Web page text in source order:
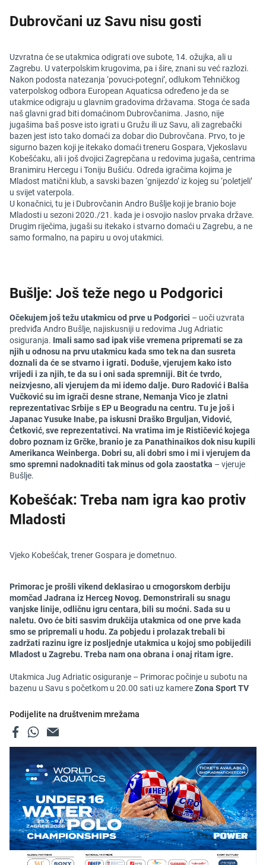
Dubrovčani uz Savu nisu gosti
Uzvratna će se utakmica odigrati ove subote, 14. ožujka, ali u
Zagrebu. U vaterpolskim krugovima, pa i šire, znani su već razlozi.
Nakon podosta natezanja ‘povuci-potegni’, odlukom Tehničkog
vaterpolskog odbora European Aquaticsa određeno je da se
utakmice odigraju u glavnim gradovima državama. Stoga će sada
naš glavni grad biti domaćinom Dubrovčanima. Jasno, nije
jugašima baš posve isto igrati u Gružu ili uz Savu, ali zagrebački
bazen jest isto tako domaći za dobar dio Dubrovčana. Prvo, to je
sigurno bazen koji je itekako domaći treneru Gospara, Vjekoslavu
Kobešćaku, ali i još dvojici Zagrepčana u redovima jugaša, centrima
Branimiru Hercegu i Toniju Bušiću. Odreda igračima kojima je
Mladost matični klub, a savski bazen ‘gnijezdo’ iz kojeg su ‘poletjeli’
u svijet vaterpola.
U konačnici, tu je i Dubrovčanin Andro Bušlje koji je branio boje
Mladosti u sezoni 2020./21. kada je i osvojio naslov prvaka države.
Drugim riječima, jugaši su itekako i stvarno domaći u Zagrebu, a ne
samo formalno, na papiru u ovoj utakmici.
Bušlje: Još teže nego u Podgorici
Očekujem još težu utakmicu od prve u Podgorici – uoči uzvrata
predviđa Andro Bušlje, najiskusniji u redovima Jug Adriatic
osiguranja. Imali samo sad ipak više vremena pripremati se za
njih u odnosu na prvu utakmicu kada smo tek na dan susreta
doznali da će se stvarno i igrati. Doduše, vjerujem kako isto
vrijedi i za njih, te da su i oni sada spremniji. Bit će tvrdo,
neizvjesno, ali vjerujem da mi idemo dalje. Đuro Radović i Balša
Vučković su im igrači desne strane, Nemanja Vico je zlatni
reprezentativac Srbije s EP u Beogradu na centru. Tu je još i
Japanac Yusuke Inabe, pa iskusni Draško Brguljan, Vidović,
Ćetković, sve reprezentativci. Na vratima im je Rističević kojega
dobro poznam iz Grčke, branio je za Panathinaikos dok nisu kupili
Amerikanca Weinberga. Dobri su, ali dobri smo i mi i vjerujem da
smo spremni nadoknaditi tak minus od gola zaostatka – vjeruje
Bušlje.
Kobešćak: Treba nam igra kao protiv
Mladosti
Vjeko Kobešćak, trener Gospara je dometnuo.
Primorac je prošli vikend deklasirao u crnogorskom derbiju
momčad Jadrana iz Herceg Novog. Demonstrirali su snagu
vanjske linije, odličnu igru centara, bili su moćni. Sada su u
naletu. Ovo će biti sasvim drukčija utakmica od one prve kada
smo se pripremali u hodu. Za pobjedu i prolazak trebali bi
zadržati razinu igre iz posljednje utakmica u kojoj smo pobijedili
Mladost u Zagrebu. Treba nam ona obrana i onaj ritam igre.
Utakmica Jug Adriatic osiguranje – Primorac počinje u subotu na
bazenu u Savu s početkom u 20.00 sati uz kamereZona Sport TV
Podijelite na društvenim mrežama